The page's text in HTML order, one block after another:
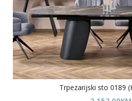
Trpezarijski sto 0189